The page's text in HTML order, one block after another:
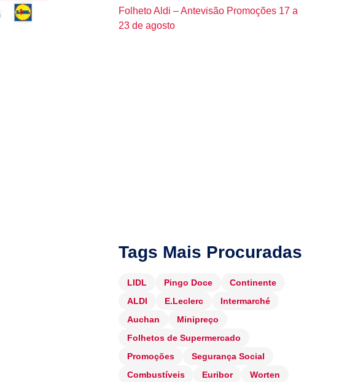
Folheto Aldi – Antevisão Promoções 17 a
23 de agosto
Tags Mais Procuradas
LIDL Pingo Doce
Continente
ALDI
E.Leclerc
Intermarché
Auchan
Minipreço
Folhetos de Supermercado
Promoções
Segurança Social
Combustíveis
Euribor
Worten